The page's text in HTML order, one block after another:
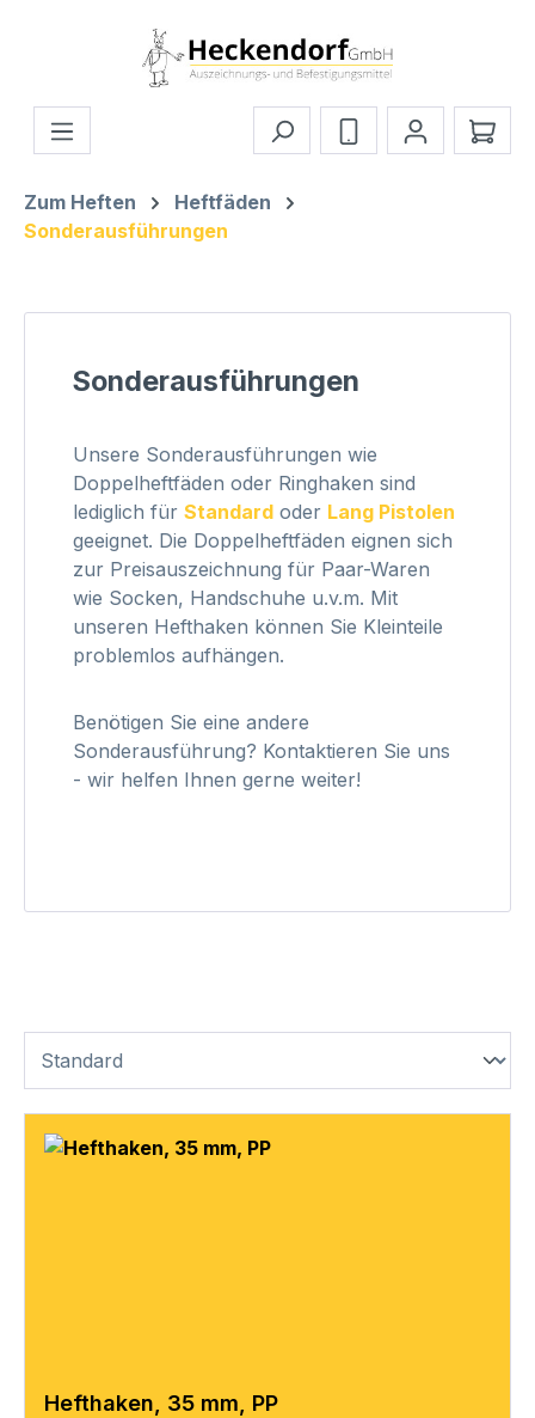
Zum Hauptinhalt springen
Zum Heften
Heftfäden
Sonderausführungen
Sonderausführungen
Unsere Sonderausführungen wie
Doppelheftfäden oder Ringhaken sind
lediglich für Standard oder Lang Pistolen
geeignet. Die Doppelheftfäden eignen sich
zur Preisauszeichnung für Paar-Waren
wie Socken, Handschuhe u.v.m. Mit
unseren Hefthaken können Sie Kleinteile
problemlos aufhängen.
Benötigen Sie eine andere
Sonderausführung? Kontaktieren Sie uns
- wir helfen Ihnen gerne weiter!
Hefthaken, 35 mm, PP